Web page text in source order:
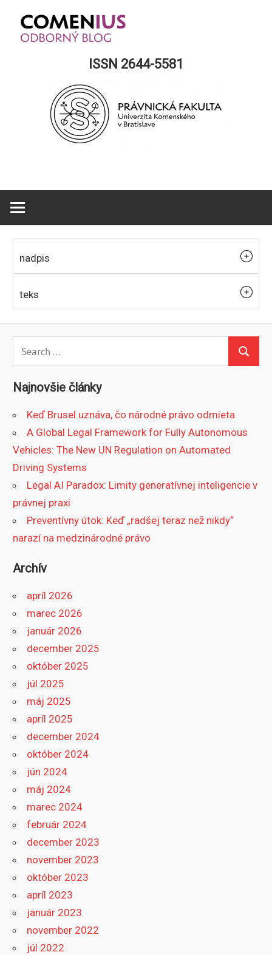
content
Comenius
Blog
ISSN 2644-5581
nadpis
teks
Search
Najnovšie články
Keď Brusel uznáva, čo národné právo odmieta
A Global Legal Framework for Fully Autonomous
Vehicles: The New UN Regulation on Automated
Driving Systems
Legal AI Paradox: Limity generatívnej inteligencie v
právnej praxi
Preventívny útok: Keď „radšej teraz než nikdy“
narazí na medzinárodné právo
Archív
apríl 2026
marec 2026
január 2026
december 2025
október 2025
júl 2025
máj 2025
apríl 2025
december 2024
október 2024
jún 2024
máj 2024
marec 2024
február 2024
december 2023
november 2023
október 2023
apríl 2023
január 2023
november 2022
júl 2022